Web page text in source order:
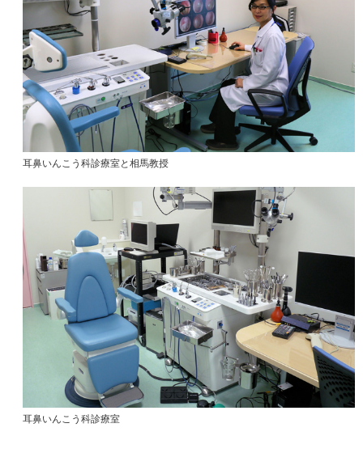
耳鼻いんこう科診療室と相馬教授
耳鼻いんこう科診療室